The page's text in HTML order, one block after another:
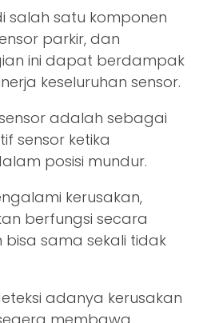
salah satu komponen
parkir, dan
ini dapat berdampak
keseluruhan sensor.
adalah sebagai
sensor ketika
posisi mundur.
kerusakan,
berfungsi secara
sama sekali tidak
adanya kerusakan